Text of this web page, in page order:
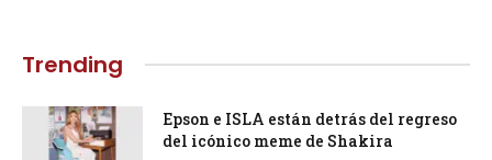
Trending
Epson e ISLA están detrás del regreso
del icónico meme de Shakira